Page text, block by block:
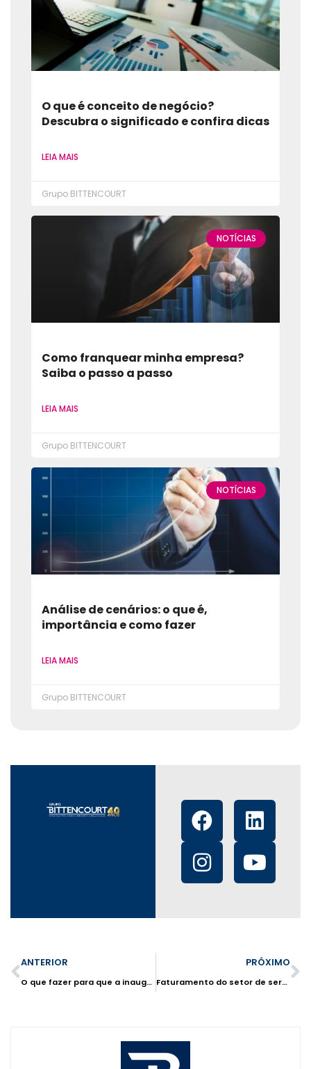
O que é conceito de negócio?
Descubra o significado e confira dicas
LEIA MAIS
Grupo BITTENCOURT
NOTÍCIAS
Como franquear minha empresa?
Saiba o passo a passo
LEIA MAIS
Grupo BITTENCOURT
NOTÍCIAS
Análise de cenários: o que é,
importância e como fazer
LEIA MAIS
Grupo BITTENCOURT
ANTERIOR
O que fazer para que a inauguração de uma franquia seja um sucesso
PRÓXIMO
Faturamento do setor de serviços em São Paulo bate recorde em agosto